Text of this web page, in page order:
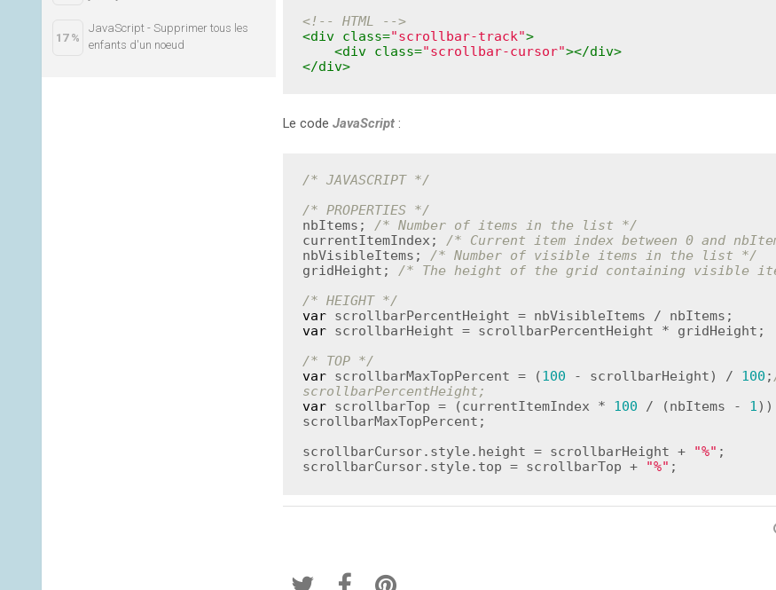
<!-- HTML -->
<div class="scrollbar-track">
<div class="scrollbar-cursor"></div>
</div>
Le code JavaScript :
/* JAVASCRIPT */
/* PROPERTIES */
nbItems; /* Number of items in the list */
currentItemIndex; /* Current item index between 0 and
nbVisibleItems; /* Number of visible items in the list */
gridHeight; /* The height of the grid containing visible
/* HEIGHT */
var
var scrollbarHeight = scrollbarPercentHeight * gridHeight;
/* TOP */
var scrollbarMaxTopPercent = (100 - scrollbarHeight) / 100 ;
scrollbarPercentHeight;
var scrollbarTop = (currentItemIndex * 100 / (nbItems - 1
scrollbarMaxTopPercent;
scrollbarCursor.style.height = scrollbarHeight + "%" ;
scrollbarCursor.style.top = scrollbarTop + "%"
17 %
JavaScript - Supprimer tous les
enfants d'un noeud